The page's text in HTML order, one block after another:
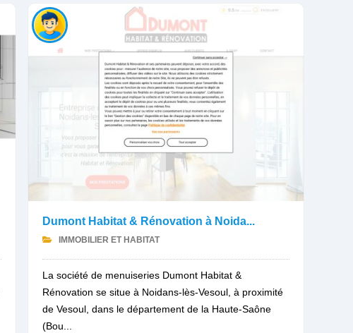
Dumont Habitat & Rénovation à Noida...
IMMOBILIER ET HABITAT
La société de menuiseries Dumont Habitat &
Rénovation se situe à Noidans-lès-Vesoul, à proximité
de Vesoul, dans le département de la Haute-Saône
(Bou...